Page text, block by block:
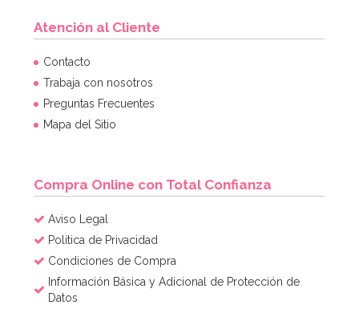
Nordic Ware Jubilee Bundt Pan
54,40€
AÑADIR
Atención al Cliente
Contacto
Trabaja con nosotros
Preguntas Frecuentes
Mapa del Sitio
Compra Online con Total Confianza
Aviso Legal
Política de Privacidad
Condiciones de Compra
Información Básica y Adicional de Protección de
Datos